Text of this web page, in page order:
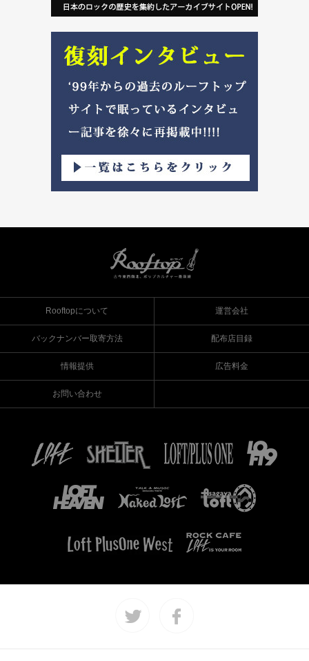
Rooftopについて 運営会社
バックナンバー取寄方法 配布店目録
情報提供 広告料金
お問い合わせ